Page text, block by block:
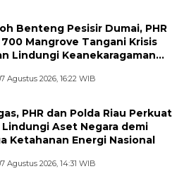
Benteng Pesisir Dumai, PHR
Mangrove Tangani Krisis
Lindungi Keanekaragaman
Agustus 2026, 16:22 WIB
PHR dan Polda Riau Perkuat
Aset Negara demi
Ketahanan Energi Nasional
Agustus 2026, 14:31 WIB